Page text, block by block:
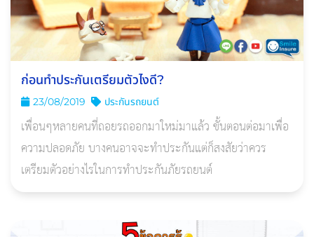
ก่อนทำประกันเตรียมตัวไงดี?
23/08/2019 ประกันรถยนต์
เพื่อนๆหลายคนที่ถอยรถออกมาใหม่มาแล้ว ขั้นตอนต่อมาเพื่อ
ความปลอดภัย บางคนอาจจะทำประกันแต่ก็สงสัยว่าควร
เตรียมตัวอย่างไรในการทำประกันภัยรถยนต์